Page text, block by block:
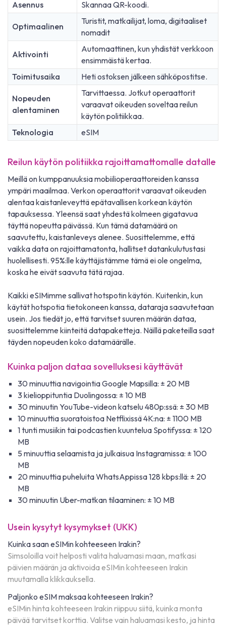
Asennus Skannaa QR-koodi.
Optimaalinen
Turistit, matkailijat, loma, digitaaliset
nomadit
Aktivointi
Automaattinen, kun yhdistät verkkoon
ensimmäistä kertaa.
Toimitusaika
Heti ostoksen jälkeen sähköpostitse.
Nopeuden
alentaminen
Tarvittaessa. Jotkut operaattorit
varaavat oikeuden soveltaa reilun
käytön politiikkaa.
Teknologia
eSIM
Reilun käytön politiikka rajoittamattomalle datalle
Meillä on kumppanuuksia mobiilioperaattoreiden kanssa
ympäri maailmaa. Verkon operaattorit varaavat oikeuden
alentaa kaistanleveyttä epätavallisen korkean käytön
tapauksessa. Yleensä saat yhdestä kolmeen gigatavua
täyttä nopeutta päivässä. Kun tämä datamäärä on
saavutettu, kaistanleveys alenee. Suosittelemme, että
vaikka data on rajoittamatonta, hallitset datankulutustasi
huolellisesti. 95%:lle käyttäjistämme tämä ei ole ongelma,
koska he eivät saavuta tätä rajaa.
Kaikki eSIMimme sallivat hotspotin käytön. Kuitenkin, kun
käytät hotspotia tietokoneen kanssa, dataraja saavutetaan
usein. Jos tiedät jo, että tarvitset suuren määrän dataa,
suosittelemme kiinteitä datapaketteja. Näillä paketeilla saat
täyden nopeuden koko datamäärälle.
Kuinka paljon dataa sovelluksesi käyttävät
30 minuuttia navigointia Google Mapsilla: ± 20 MB
3 kielioppituntia Duolingossa: ± 10 MB
30 minuutin YouTube-videon katselu 480p:ssä: ± 30 MB
10 minuuttia suoratoistoa Netflixissä 4K:na: ± 1100 MB
1 tunti musiikin tai podcastien kuuntelua Spotifyssa: ± 120
MB
5 minuuttia selaamista ja julkaisua Instagramissa: ± 100
MB
20 minuuttia puheluita WhatsAppissa 128 kbps:llä: ± 20
MB
30 minuutin Uber-matkan tilaaminen: ± 10 MB
Usein kysytyt kysymykset (UKK)
Kuinka saan eSIMin kohteeseen Irakin?
Simsoloilla voit helposti valita haluamasi maan, matkasi
päivien määrän ja aktivoida eSIMin kohteeseen Irakin
muutamalla klikkauksella.
Paljonko eSIM maksaa kohteeseen Irakin?
eSIMin hinta kohteeseen Irakin riippuu siitä, kuinka monta
päivää tarvitset korttia. Valitse vain haluamasi kesto, ja hinta